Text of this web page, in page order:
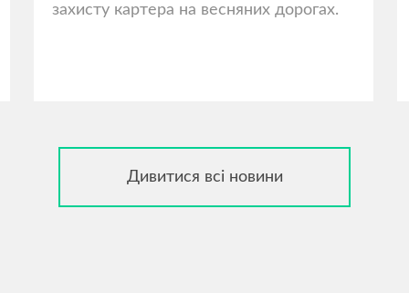
захисту картера на весняних дорогах.
Дивитися всі новини